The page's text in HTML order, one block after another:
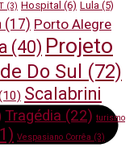
(3) Hospital (6) Lula (5)
(17) Porto Alegre
(40) Projeto
Do Sul (72)
Scalabrini
Tragédia (22) turismo
Vespasiano Corrêa (3)